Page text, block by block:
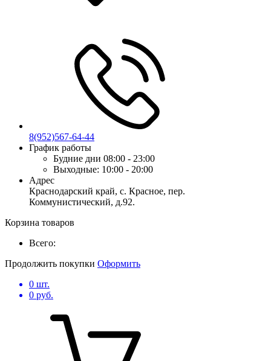
8(952)567-64-44
График работы
Будние дни 08:00 - 23:00
Выходные: 10:00 - 20:00
Адрес
Краснодарский край, с. Красное, пер.
Коммунистический, д.92.
Корзина товаров
Всего:
Продолжить покупки Оформить
0 шт.
0 руб.